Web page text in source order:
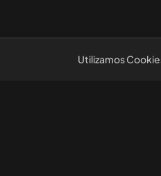
Utilizamos